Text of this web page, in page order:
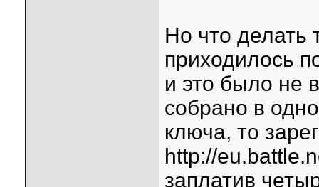
Но что делать
приходилось
и это было не
собрано в
ключа, то
http://
заплатив